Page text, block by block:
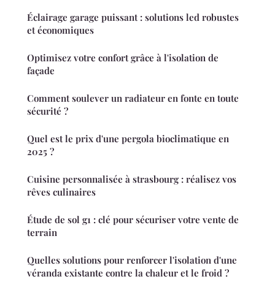
Éclairage garage puissant : solutions led robustes
et économiques
Optimisez votre confort grâce à l'isolation de
façade
Comment soulever un radiateur en fonte en toute
sécurité ?
Quel est le prix d'une pergola bioclimatique en
2025 ?
Cuisine personnalisée à strasbourg : réalisez vos
rêves culinaires
Étude de sol g1 : clé pour sécuriser votre vente de
terrain
Quelles solutions pour renforcer l'isolation d'une
véranda existante contre la chaleur et le froid ?